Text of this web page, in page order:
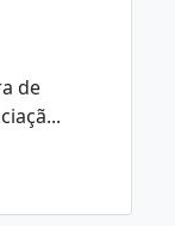
de